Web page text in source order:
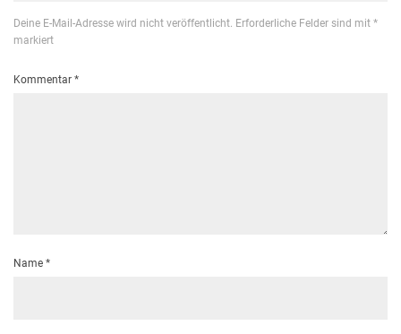
Deine E-Mail-Adresse wird nicht veröffentlicht. Erforderliche Felder sind mit *
markiert
Kommentar *
Name *